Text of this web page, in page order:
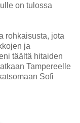
on tulossa
rohkaisusta, jota
ja
täältä hitaiden
Tampereelle
Sofi